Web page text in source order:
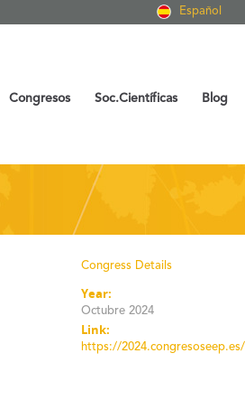
Español
Congresos Soc.Científicas Blog
Congress Details
Year:
Octubre 2024
Link:
https://2024.congresoseep.es/